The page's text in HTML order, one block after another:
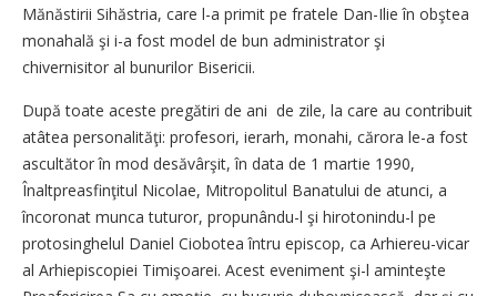
Mănăstirii Sihăstria, care l-a primit pe fratele Dan-Ilie în obştea
monahală şi i-a fost model de bun administrator şi
chivernisitor al bunurilor Bisericii.
După toate aceste pregătiri de ani de zile, la care au contribuit
atâtea personalităţi: profesori, ierarh, monahi, cărora le-a fost
ascultător în mod desăvârşit, în data de 1 martie 1990,
Înaltpreasfinţitul Nicolae, Mitropolitul Banatului de atunci, a
încoronat munca tuturor, propunându-l şi hirotonindu-l pe
protosinghelul Daniel Ciobotea întru episcop, ca Arhiereu-vicar
al Arhiepiscopiei Timişoarei. Acest eveniment şi-l aminteşte